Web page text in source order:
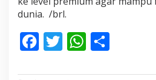
dunia. /brl.
F T W